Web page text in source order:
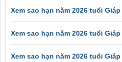
Xem sao hạn năm 2026 tuổi Giáp
Xem sao hạn năm 2026 tuổi Giáp
Xem sao hạn năm 2026 tuổi Giáp